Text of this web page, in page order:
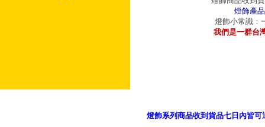
燈飾產
燈飾小常識：
我們是一群台
燈飾系列商品收到貨品七日內皆